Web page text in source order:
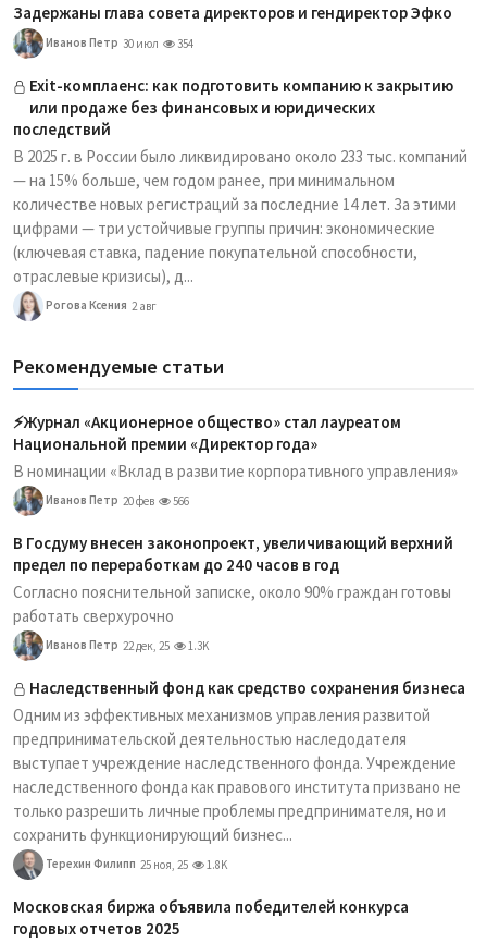
Задержаны глава совета директоров и гендиректор Эфко
Иванов Петр 30 июл 354
Exit-комплаенс: как подготовить компанию к закрытию
или продаже без финансовых и юридических
последствий
В 2025 г. в России было ликвидировано около 233 тыс. компаний
— на 15% больше, чем годом ранее, при минимальном
количестве новых регистраций за последние 14 лет. За этими
цифрами — три устойчивые группы причин: экономические
(ключевая ставка, падение покупательной способности,
отраслевые кризисы), д...
Рогова Ксения 2 авг
Рекомендуемые статьи
⚡️Журнал «Акционерное общество» стал лауреатом
Национальной премии «Директор года»
В номинации «Вклад в развитие корпоративного управления»
Иванов Петр 20 фев 566
В Госдуму внесен законопроект, увеличивающий верхний
предел по переработкам до 240 часов в год
Согласно пояснительной записке, около 90% граждан готовы
работать сверхурочно
Иванов Петр 22 дек, 25 1.3K
Наследственный фонд как средство сохранения бизнеса
Одним из эффективных механизмов управления развитой
предпринимательской деятельностью наследодателя
выступает учреждение наследственного фонда. Учреждение
наследственного фонда как правового института призвано не
только разрешить личные проблемы предпринимателя, но и
сохранить функционирующий бизнес...
Терехин Филипп 25 ноя, 25 1.8K
Московская биржа объявила победителей конкурса
годовых отчетов 2025